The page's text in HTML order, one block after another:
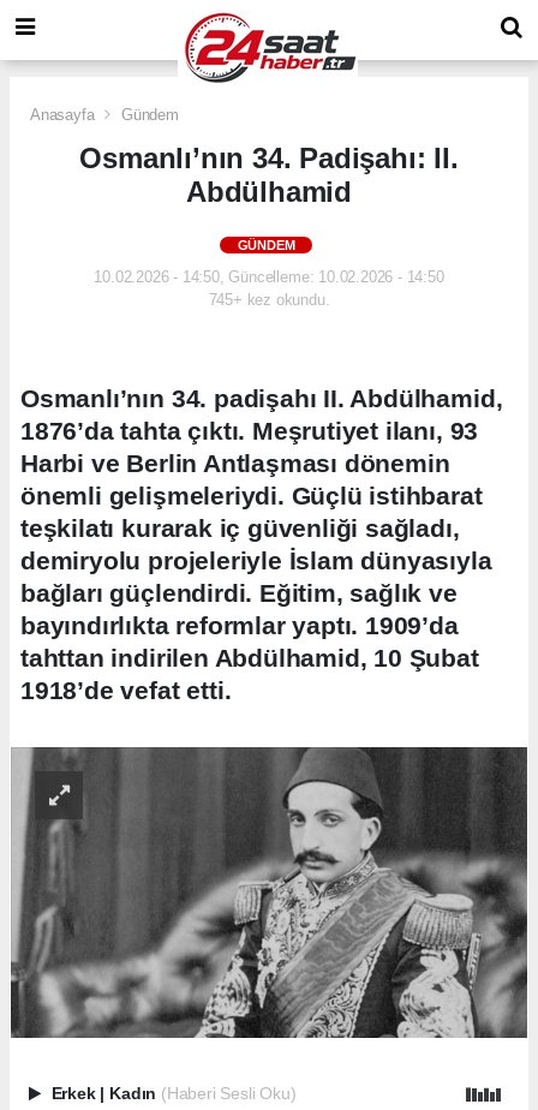
Anasayfa Gündem
Osmanlı’nın 34. Padişahı: II.
Abdülhamid
GÜNDEM
10.02.2026 - 14:50, Güncelleme: 10.02.2026 - 14:50
745+ kez okundu.
Osmanlı’nın 34. padişahı II. Abdülhamid,
1876’da tahta çıktı. Meşrutiyet ilanı, 93
Harbi ve Berlin Antlaşması dönemin
önemli gelişmeleriydi. Güçlü istihbarat
teşkilatı kurarak iç güvenliği sağladı,
demiryolu projeleriyle İslam dünyasıyla
bağları güçlendirdi. Eğitim, sağlık ve
bayındırlıkta reformlar yaptı. 1909’da
tahttan indirilen Abdülhamid, 10 Şubat
1918’de vefat etti.
Erkek | Kadın (Haberi Sesli Oku)